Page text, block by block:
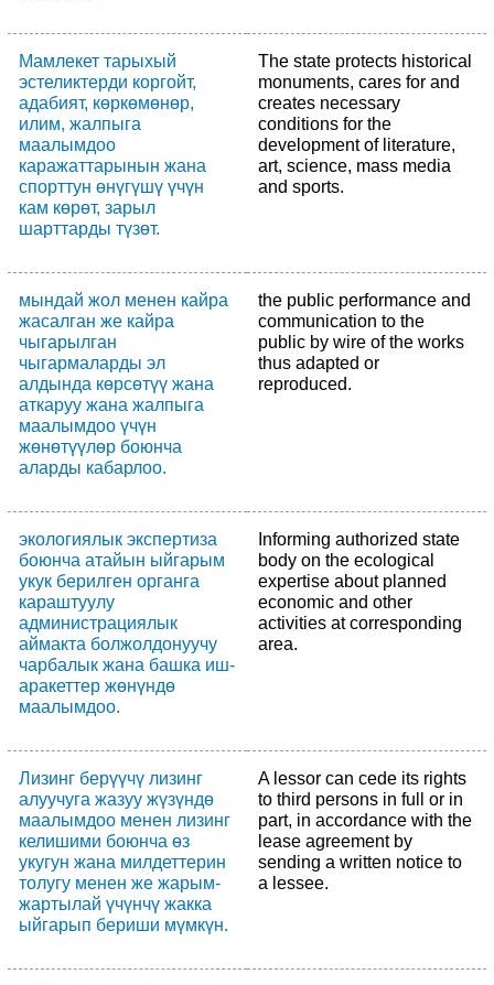
Мамлекет тарыхый
эстеликтерди коргойт,
адабият, көркөмөнөр,
илим, жалпыга
маалымдоо
каражаттарынын жана
спорттун өнүгүшү үчүн
кам көрөт, зарыл
шарттарды түзөт.
The state protects historical
monuments, cares for and
creates necessary
conditions for the
development of literature,
art, science, mass media
and sports.
мындай жол менен кайра
жасалган же кайра
чыгарылган
чыгармаларды эл
алдында көрсөтүү жана
аткаруу жана жалпыга
маалымдоо үчүн
жөнөтүүлөр боюнча
аларды кабарлоо.
the public performance and
communication to the
public by wire of the works
thus adapted or
reproduced.
экологиялык экспертиза
боюнча атайын ыйгарым
укук берилген органга
караштуулу
администрациялык
аймакта болжолдонуучу
чарбалык жана башка иш-
аракеттер жөнүндө
маалымдоо.
Informing authorized state
body on the ecological
expertise about planned
economic and other
activities at corresponding
area.
Лизинг берүүчү лизинг
алуучуга жазуу жүзүндө
маалымдоо менен лизинг
келишими боюнча өз
укугун жана милдеттерин
толугу менен же жарым-
жартылай үчүнчү жакка
ыйгарып бериши мүмкүн.
A lessor can cede its rights
to third persons in full or in
part, in accordance with the
lease agreement by
sending a written notice to
a lessee.